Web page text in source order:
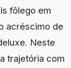
fôlego em
acréscimo de
Neste
trajetória com